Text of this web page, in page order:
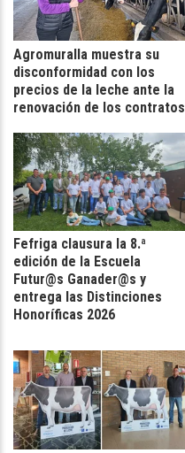
Agromuralla muestra su
disconformidad con los
precios de la leche ante la
renovación de los contratos
Fefriga clausura la 8.ª
edición de la Escuela
Futur@s Ganader@s y
entrega las Distinciones
Honoríficas 2026